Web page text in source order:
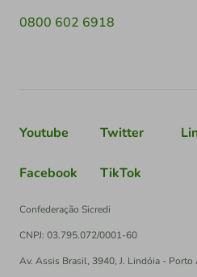
0800 602 6918
Youtube Twitter
Facebook TikTok
Confederação Sicredi
CNPJ: 03.795.072/0001-60
Av. Assis Brasil, 3940, J. Lindóia - Porto